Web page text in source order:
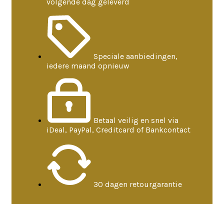
Speciale aanbiedingen,
iedere maand opnieuw
Betaal veilig en snel via
iDeal, PayPal, Creditcard of Bankcontact
30 dagen retourgarantie